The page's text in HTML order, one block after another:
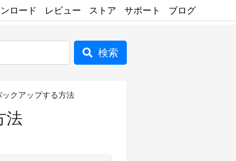
ロード レビュー ストア サポート ブログ
検索
クアップする方法
法